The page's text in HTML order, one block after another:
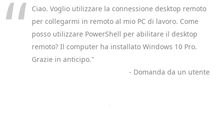
Ciao. Voglio utilizzare la connessione desktop remoto
per collegarmi in remoto al mio PC di lavoro. Come
posso utilizzare PowerShell per abilitare il desktop
remoto? Il computer ha installato Windows 10 Pro.
Grazie in anticipo."
- Domanda da un utente